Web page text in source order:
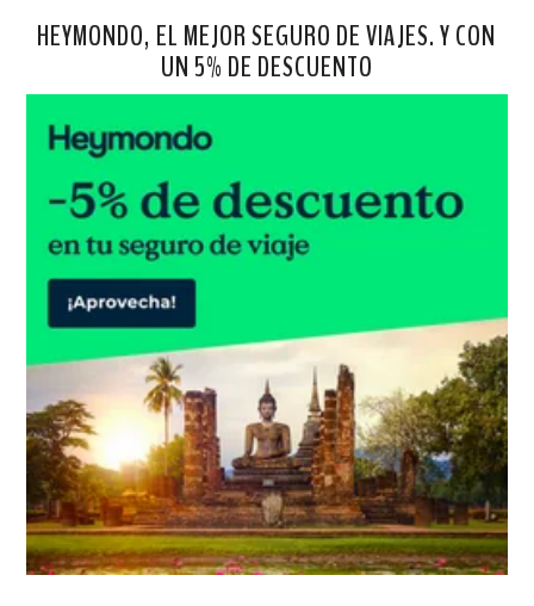
HEYMONDO, EL MEJOR SEGURO DE VIAJES. Y CON
UN 5% DE DESCUENTO